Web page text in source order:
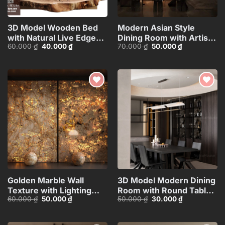
3D Model Wooden Bed
with Natural Live Edge
Design_HJI4803714379607
60.000₫ Giá
40.000₫Giá
hiện
40.000 ₫.
Modern Asian Style
Dining Room with Artistic
Ceiling
70.000₫ Giá
50.000₫Giá
hiện
50.000 ₫.
Add to
wishlist
Golden Marble Wall
Texture with Lighting
Effect_15593723
60.000₫ Giá
50.000₫Giá
hiện
Add to
wishlist
3D Model Modern Dining
Room with Round Table –
3ds Max_109796685
50.000₫ Giá
30.000₫Giá
hiện